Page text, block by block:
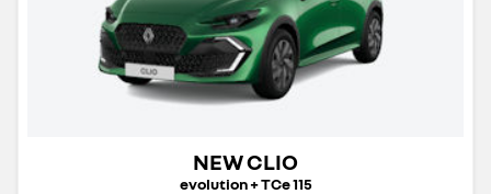
NEW CLIO
evolution + TCe 115